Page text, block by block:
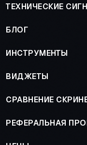
ТЕХНИЧЕСКИЕ
БЛОГ
ИНСТРУМЕНТЫ
ВИДЖЕТЫ
СРАВНЕНИЕ
РЕФЕРАЛЬНАЯ